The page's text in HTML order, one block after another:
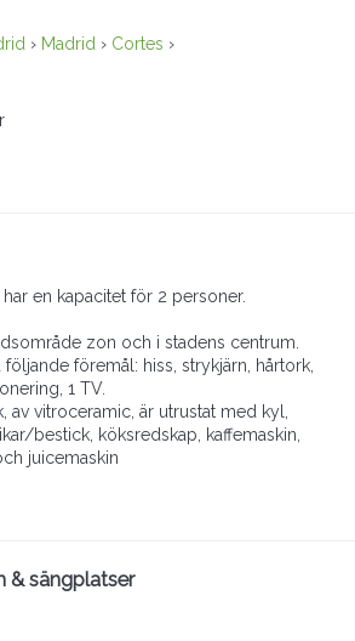
› Madrid › Cortes ›
har en kapacitet för 2 personer.
zon och i stadens centrum.
föremål: hiss, strykjärn, hårtork,
1 TV.
av vitroceramic, är utrustat med kyl,
bestick, köksredskap, kaffemaskin,
juicemaskin
& sängplatser